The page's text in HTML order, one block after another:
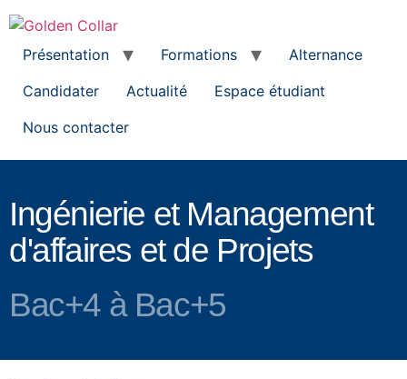
Présentation Formations
Alternance
Candidater
Actualité
Espace étudiant
Nous contacter
Ingénierie et Management
d'affaires et de Projets
Bac+4 à Bac+5